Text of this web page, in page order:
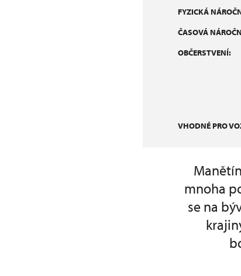
FYZICKÁ
ČASOVÁ
OBČERSTVENÍ:
VHODNÉ PRO
mnoha
se na